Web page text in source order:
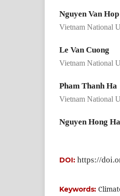
Nguyen Van Hop
Vietnam National
Le Van Cuong
Vietnam National
Pham Thanh Ha
Vietnam National
Nguyen Hong
DOI: https://
Keywords: